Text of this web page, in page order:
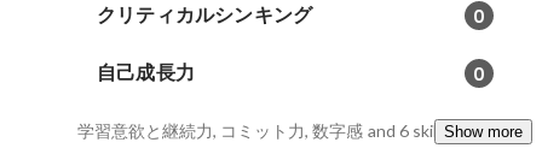
クリティカルシンキング 0
自己成長力 0
学習意欲と継続力, コミット力, 数字感 and 6 skillsShow more